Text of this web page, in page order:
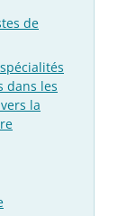
de
dans les
la